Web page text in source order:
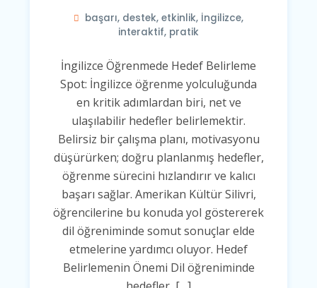
başarı, destek, etkinlik, İngilizce,
interaktif, pratik
İngilizce Öğrenmede Hedef Belirleme
Spot: İngilizce öğrenme yolculuğunda
en kritik adımlardan biri, net ve
ulaşılabilir hedefler belirlemektir.
Belirsiz bir çalışma planı, motivasyonu
düşürürken; doğru planlanmış hedefler,
öğrenme sürecini hızlandırır ve kalıcı
başarı sağlar. Amerikan Kültür Silivri,
öğrencilerine bu konuda yol göstererek
dil öğreniminde somut sonuçlar elde
etmelerine yardımcı oluyor. Hedef
Belirlemenin Önemi Dil öğreniminde